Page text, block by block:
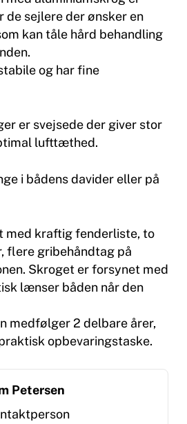
sejlere der ønsker en
kan tåle hård behandling
og har fine
er svejsede der giver stor
lufttæthed.
i bådens davider eller på
med kraftig fenderliste, to
flere gribehåndtag på
Skroget er forsynet med
lænser båden når den
medfølger 2 delbare årer,
opbevaringstaske.
Petersen